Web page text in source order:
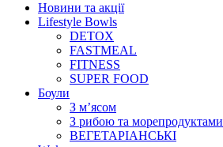
Новини та акції
Lifestyle Bowls
DETOX
FASTMEAL
FITNESS
SUPER FOOD
Боули
З м’ясом
З рибою та морепродуктами
ВЕГЕТАРІАНСЬКІ